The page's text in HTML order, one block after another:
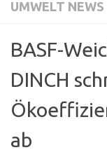
UMWELT NEWS
BASF-
DINCH
ab